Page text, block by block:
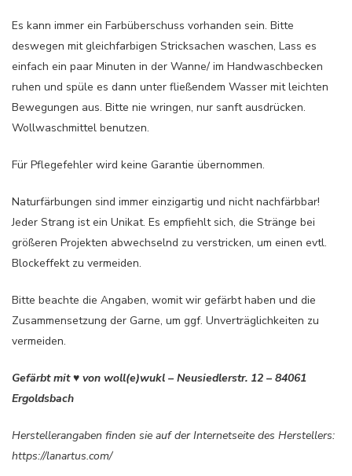
Es kann immer ein Farbüberschuss vorhanden sein. Bitte
deswegen mit gleichfarbigen Stricksachen waschen, Lass es
einfach ein paar Minuten in der Wanne/ im Handwaschbecken
ruhen und spüle es dann unter fließendem Wasser mit leichten
Bewegungen aus. Bitte nie wringen, nur sanft ausdrücken.
Wollwaschmittel benutzen.
Für Pflegefehler wird keine Garantie übernommen.
Naturfärbungen sind immer einzigartig und nicht nachfärbbar!
Jeder Strang ist ein Unikat. Es empfiehlt sich, die Stränge bei
größeren Projekten abwechselnd zu verstricken, um einen evtl.
Blockeffekt zu vermeiden.
Bitte beachte die Angaben, womit wir gefärbt haben und die
Zusammensetzung der Garne, um ggf. Unverträglichkeiten zu
vermeiden.
Gefärbt mit ♥ von woll(e)wukl – Neusiedlerstr. 12 – 84061
Ergoldsbach
Herstellerangaben finden sie auf der Internetseite des Herstellers:
https://lanartus.com/